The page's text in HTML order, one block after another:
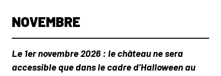
NOVEMBRE
Le 1er novembre 2026 : le château ne sera
accessible que dans le cadre d’Halloween au